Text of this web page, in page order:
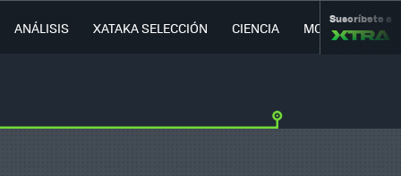
ANÁLISIS XATAKA SELECCIÓN CIENCIA MOVILIDAD
Suscríbete a